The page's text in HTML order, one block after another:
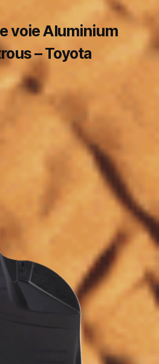
voie Aluminium
– Toyota